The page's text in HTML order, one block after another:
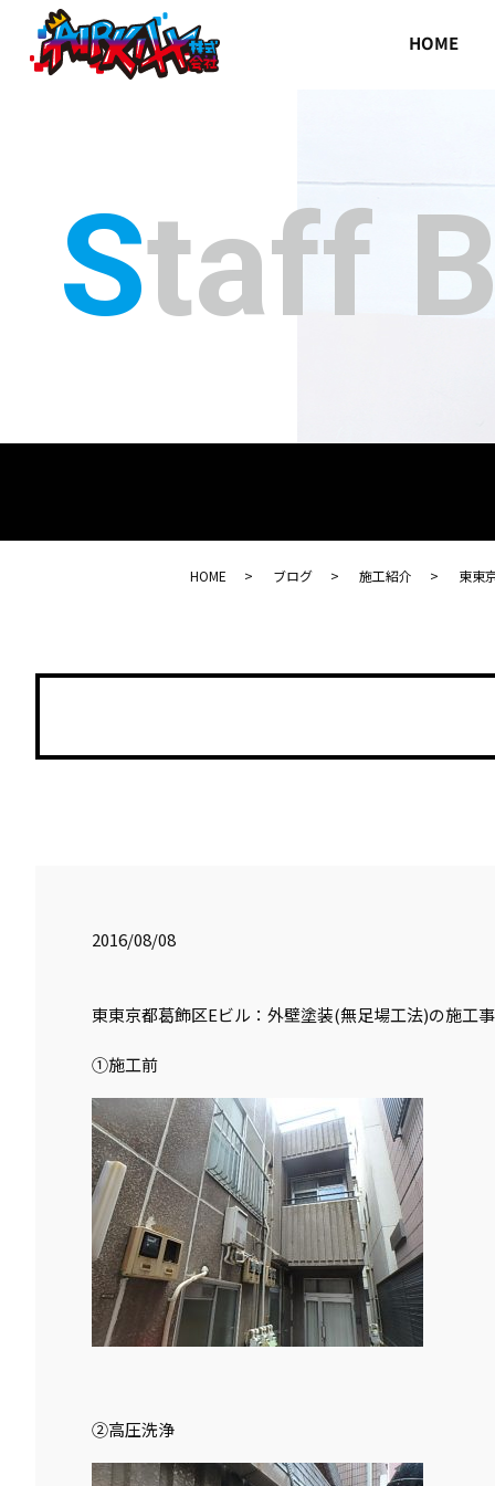
HOME
Staff
HOME ブログ 施工紹介 東東
2016/08/08
東東京都葛飾区Eビル：外壁塗装(無足場工法)の施工
①施工前
②高圧洗浄